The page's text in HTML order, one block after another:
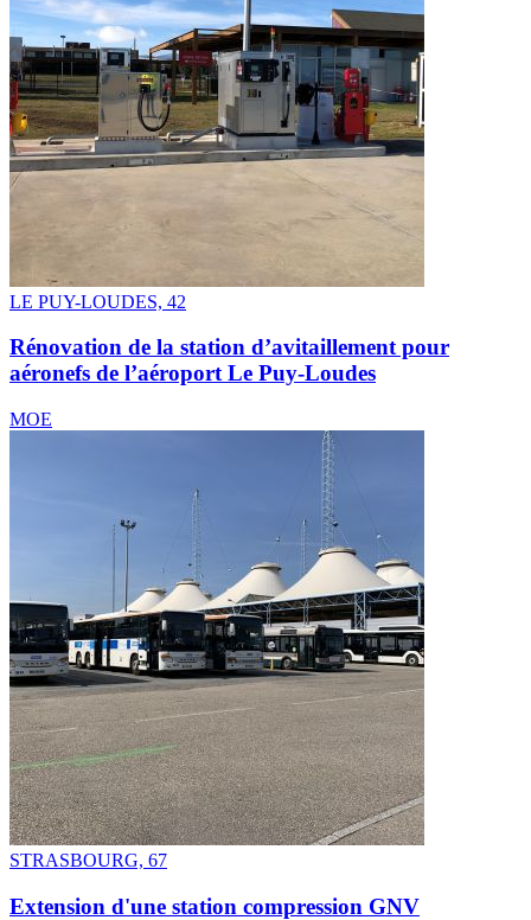
LE PUY-LOUDES, 42
Rénovation de la station d’avitaillement pour
aéronefs de l’aéroport Le Puy-Loudes
MOE
STRASBOURG, 67
Extension d'une station compression GNV